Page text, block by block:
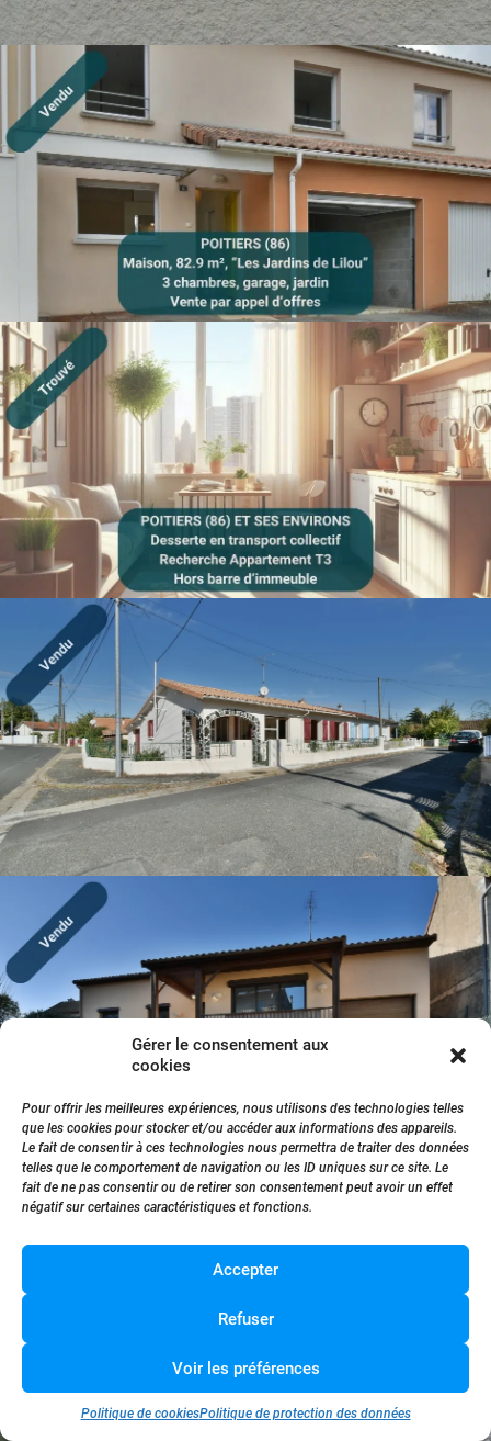
Gérer le consentement aux
cookies
Pour offrir les meilleures expériences, nous utilisons des technologies telles
que les cookies pour stocker et/ou accéder aux informations des appareils.
Le fait de consentir à ces technologies nous permettra de traiter des données
telles que le comportement de navigation ou les ID uniques sur ce site. Le
fait de ne pas consentir ou de retirer son consentement peut avoir un effet
négatif sur certaines caractéristiques et fonctions.
Accepter
Refuser
Voir les préférences
Politique de cookiesPolitique de protection des données